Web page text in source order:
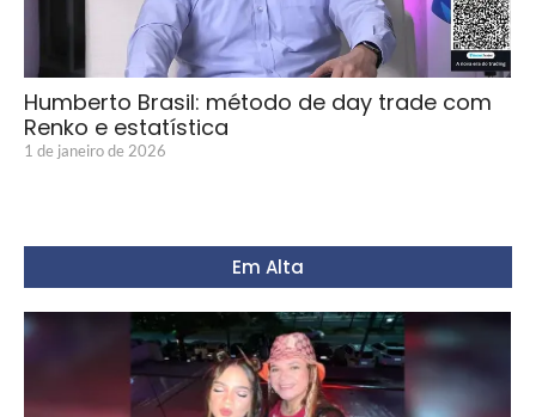
Humberto Brasil: método de day trade com
Renko e estatística
1 de janeiro de 2026
Em Alta